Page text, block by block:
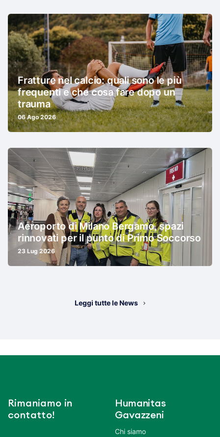
Fratture nel calcio: quali sono le più
frequenti e che cosa fare dopo un
trauma
06 Ago 2026
Aeroporto di Milano Bergamo, spazi
rinnovati per il punto di Primo Soccorso
23 Lug 2026
Leggi tutte le News
Rimaniamo in
contatto!
Humanitas
Gavazzeni
Chi siamo